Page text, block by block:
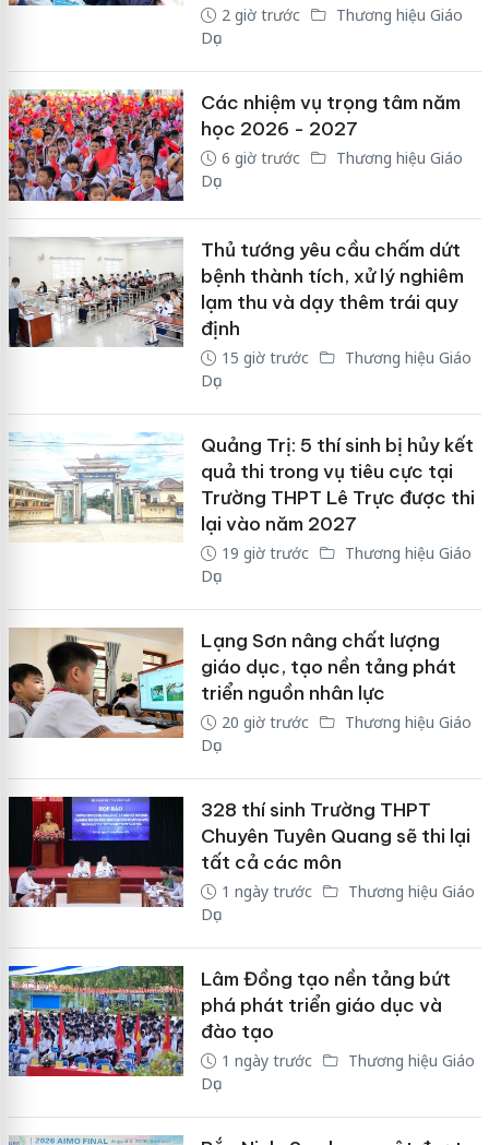
2 giờ trước
Thương hiệu Giáo
Dục
Các nhiệm vụ trọng tâm năm
học 2026 - 2027
6 giờ trước
Thương hiệu Giáo
Dục
Thủ tướng yêu cầu chấm dứt
bệnh thành tích, xử lý nghiêm
lạm thu và dạy thêm trái quy
định
15 giờ trước
Thương hiệu Giáo
Dục
Quảng Trị: 5 thí sinh bị hủy kết
quả thi trong vụ tiêu cực tại
Trường THPT Lê Trực được thi
lại vào năm 2027
19 giờ trước
Thương hiệu Giáo
Dục
Lạng Sơn nâng chất lượng
giáo dục, tạo nền tảng phát
triển nguồn nhân lực
20 giờ trước
Thương hiệu Giáo
Dục
328 thí sinh Trường THPT
Chuyên Tuyên Quang sẽ thi lại
tất cả các môn
1 ngày trước
Thương hiệu Giáo
Dục
Lâm Đồng tạo nền tảng bứt
phá phát triển giáo dục và
đào tạo
1 ngày trước
Thương hiệu Giáo
Dục